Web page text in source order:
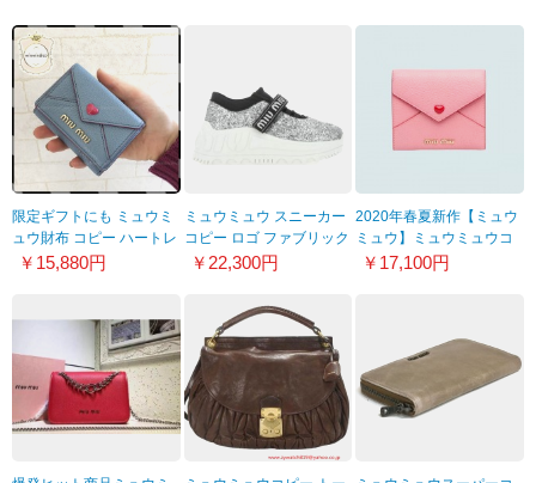
限定ギフトにも ミュウミ
ュウ財布 コピー ハートレ
ター三つ折りミニウォレ
￥15,880円
ミュウミュウ スニーカー
コピー ロゴ ファブリック
厚底スニーカー
￥22,300円
2020年春夏新作【ミュウ
ミュウ】ミュウミュウコ
ピー ハートボタンがかわ
￥17,100円